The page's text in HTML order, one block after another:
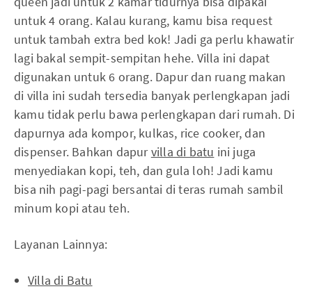
untuk 4 orang. Kalau kurang, kamu bisa request
untuk tambah extra bed kok! Jadi ga perlu khawatir
lagi bakal sempit-sempitan hehe. Villa ini dapat
digunakan untuk 6 orang. Dapur dan ruang makan
di villa ini sudah tersedia banyak perlengkapan jadi
kamu tidak perlu bawa perlengkapan dari rumah. Di
dapurnya ada kompor, kulkas, rice cooker, dan
dispenser. Bahkan dapurvilla di batu ini juga
menyediakan kopi, teh, dan gula loh! Jadi kamu
bisa nih pagi-pagi bersantai di teras rumah sambil
minum kopi atau teh.
Layanan Lainnya:
Villa di Batu